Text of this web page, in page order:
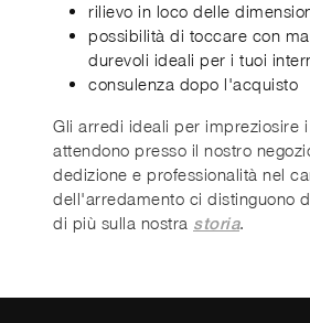
rilievo in loco delle
possibilità di toccare con
durevoli ideali per i tuoi
consulenza dopo l'acquisto
Gli arredi ideali per impreziosire
attendono presso il nostro
dedizione e professionalità nel
dell'arredamento ci distinguono
di più sulla nostra storia.